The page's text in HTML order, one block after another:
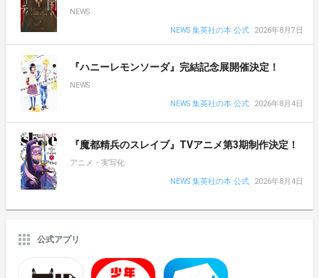
NEWS
NEWS 集英社の本 公式
2026年8月7日
『ハニーレモンソーダ』完結記念展開催決定！
NEWS
NEWS 集英社の本 公式
2026年8月4日
『魔都精兵のスレイブ』TVアニメ第3期制作決定！
アニメ・実写化
NEWS 集英社の本 公式
2026年8月4日
公式アプリ